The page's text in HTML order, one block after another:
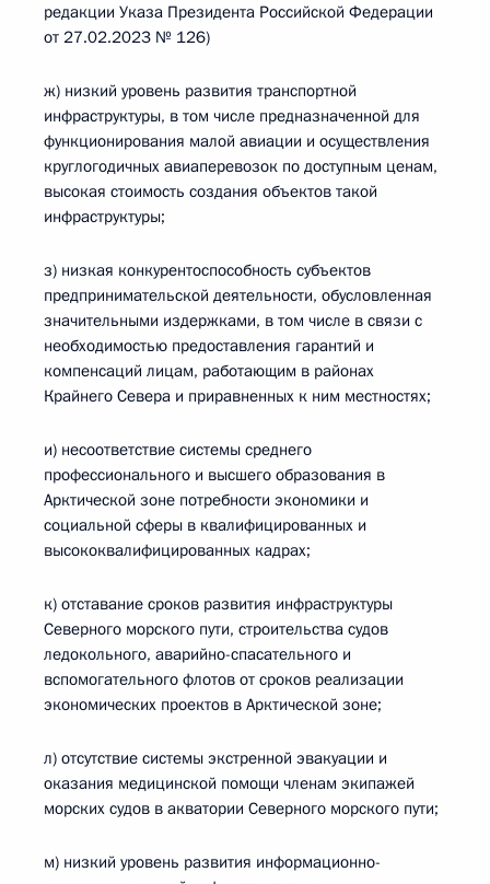
редакции Указа Президента Российской Федерации
от 27.02.2023 № 126)
ж) низкий уровень развития транспортной
инфраструктуры, в том числе предназначенной для
функционирования малой авиации и осуществления
круглогодичных авиаперевозок по доступным ценам,
высокая стоимость создания объектов такой
инфраструктуры;
з) низкая конкурентоспособность субъектов
предпринимательской деятельности, обусловленная
значительными издержками, в том числе в связи с
необходимостью предоставления гарантий и
компенсаций лицам, работающим в районах
Крайнего Севера и приравненных к ним местностях;
и) несоответствие системы среднего
профессионального и высшего образования в
Арктической зоне потребности экономики и
социальной сферы в квалифицированных и
высококвалифицированных кадрах;
к) отставание сроков развития инфраструктуры
Северного морского пути, строительства судов
ледокольного, аварийно-спасательного и
вспомогательного флотов от сроков реализации
экономических проектов в Арктической зоне;
л) отсутствие системы экстренной эвакуации и
оказания медицинской помощи членам экипажей
морских судов в акватории Северного морского пути;
м) низкий уровень развития информационно-